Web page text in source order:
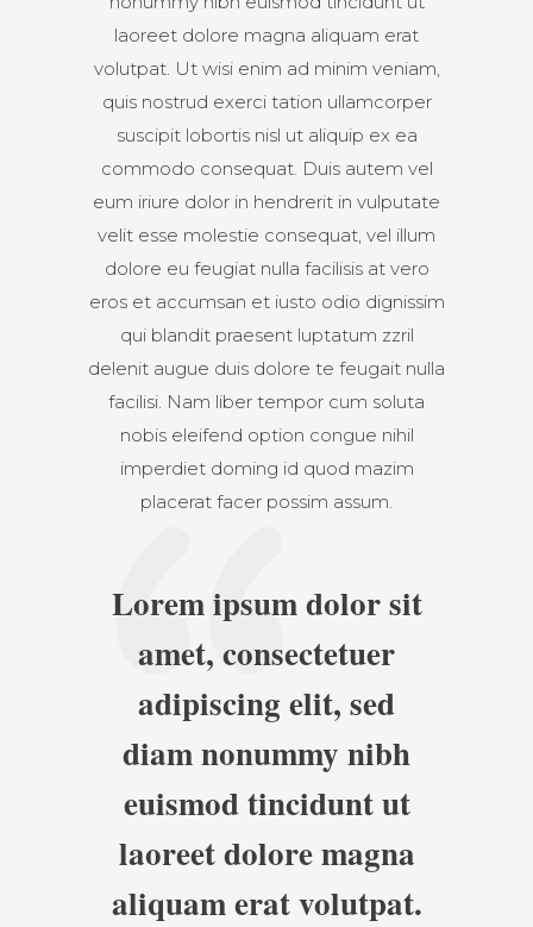
laoreet dolore magna aliquam erat
volutpat. Ut wisi enim ad minim veniam,
quis nostrud exerci tation ullamcorper
suscipit lobortis nisl ut aliquip ex ea
commodo consequat. Duis autem vel
eum iriure dolor in hendrerit in vulputate
velit esse molestie consequat, vel illum
dolore eu feugiat nulla facilisis at vero
eros et accumsan et iusto odio dignissim
qui blandit praesent luptatum zzril
delenit augue duis dolore te feugait nulla
facilisi. Nam liber tempor cum soluta
nobis eleifend option congue nihil
imperdiet doming id quod mazim
placerat facer possim assum.
Lorem ipsum dolor sit
amet, consectetuer
adipiscing elit, sed
diam nonummy nibh
euismod tincidunt ut
laoreet dolore magna
aliquam erat volutpat.